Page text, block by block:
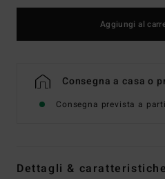
Aggiungi al
Consegna a casa o
Consegna prevista a
Dettagli & caratteristiche